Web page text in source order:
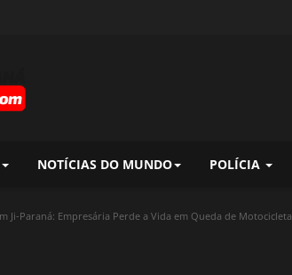
NOTÍCIAS DO MUNDO POLÍCIA
Ji-Paraná: Empresária Perde a Vida em Queda de Motocicleta